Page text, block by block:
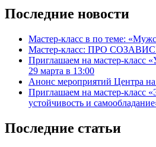
Последние новости
Мастер-класс в по теме:
Мастер-класс: ПРО
Приглашаем на мастер-класс
29 марта в 13:00
Анонс мероприятий Центра
Приглашаем на мастер-класс
устойчивость и
Последние статьи